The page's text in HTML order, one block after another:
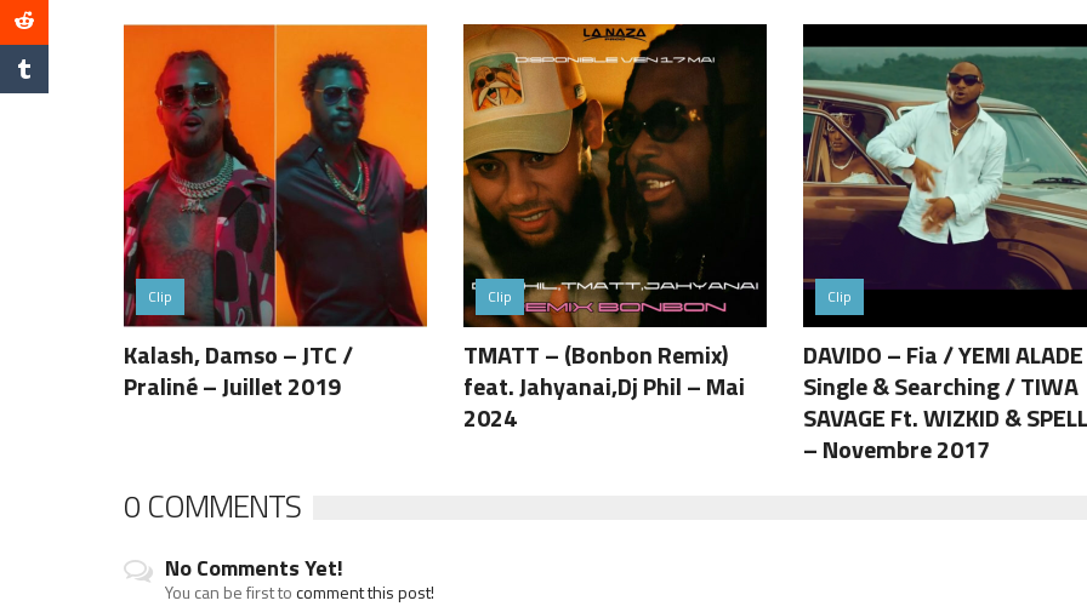
Clip
Kalash, Damso – JTC /
Praliné – Juillet 2019
Clip
TMATT – (Bonbon Remix)
feat. Jahyanai,Dj Phil – Mai
2024
Clip
DAVIDO – Fia / YEMI
Single & Searching / TIWA
SAVAGE Ft. WIZKID &
– Novembre 2017
0 COMMENTS
No Comments Yet!
You can be first tocomment this post!